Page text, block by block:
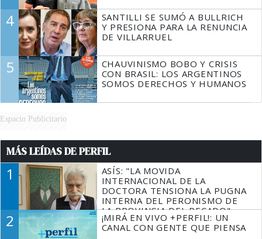
4
SANTILLI SE SUMÓ A BULLRICH
Y PRESIONA PARA LA RENUNCIA
DE VILLARRUEL
5
CHAUVINISMO BOBO Y CRISIS
CON BRASIL: LOS ARGENTINOS
SOMOS DERECHOS Y HUMANOS
Espacio Publicitario
MÁS LEÍDAS DE PERFIL
1
ASÍS: "LA MOVIDA
INTERNACIONAL DE LA
DOCTORA TENSIONA LA PUGNA
INTERNA DEL PERONISMO DE
LA PROVINCIA DEL PECADO"
2
¡MIRÁ EN VIVO +PERFIL!: UN
CANAL CON GENTE QUE PIENSA